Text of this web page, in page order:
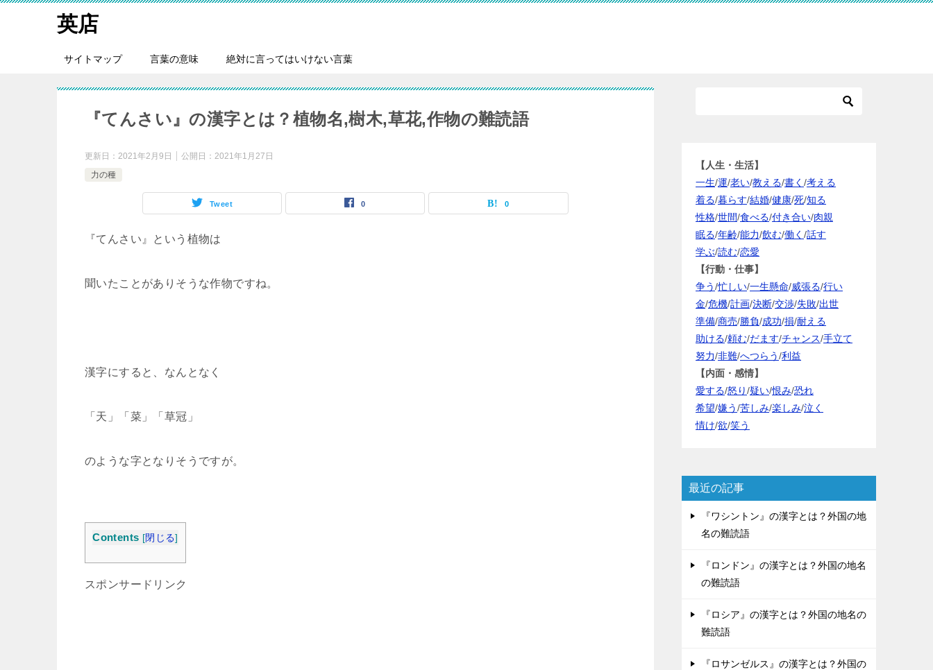
英店
サイトマップ 言葉の意味 絶対に言ってはいけない言葉
『てんさい』の漢字とは？植物名,樹木,草花,作物の難読語
更新日： 2021年2月9日 公開日： 2021年1月27日
力の種
Tweet 0 0
『てんさい』という植物は
聞いたことがありそうな作物ですね。
漢字にすると、なんとなく
「天」「菜」「草冠」
のような字となりそうですが。
Contents [閉じる]
スポンサードリンク
【人生・生活】
一生/運/老い/教える/書く /考える
着る/暮らす/結婚/健康/死/知る
性格/世間/食べる/付き合い/肉親
眠る/年齢/能力/飲む/働く /話す
学ぶ/読む/恋愛
【行動・仕事】
争う/忙しい/一生懸命/威張る/行い
金/危機/計画/決断/交渉/失敗/出世
準備/商売/勝負/成功/損/耐える
助ける/頼む/だます/チャンス/手立て
努力/非難/へつらう/利益
【内面・感情】
愛する/怒り/疑い/恨み/恐れ
希望/嫌う/苦しみ/楽しみ/泣く
情け/欲/笑う
最近の記事
『ワシントン』の漢字とは？外国の地
名の難読語
『ロンドン』の漢字とは？外国の地名
の難読語
『ロシア』の漢字とは？外国の地名の
難読語
『ロサンゼルス』の漢字とは？外国の